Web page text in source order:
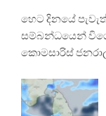
හෙට දිනයේ
සම්බන්ධයෙන්
කොමසාරිස්